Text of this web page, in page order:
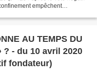
empêchent
AU TEMPS DU
fondateur)